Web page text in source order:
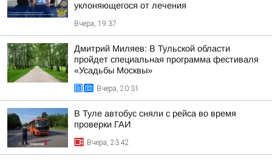
уклоняющегося от лечения
Вчера, 19:37
Дмитрий Миляев: В Тульской области
пройдет специальная программа фестиваля
«Усадьбы Москвы»
Вчера, 20:31
В Туле автобус сняли с рейса во время
проверки ГАИ
Вчера, 23:42